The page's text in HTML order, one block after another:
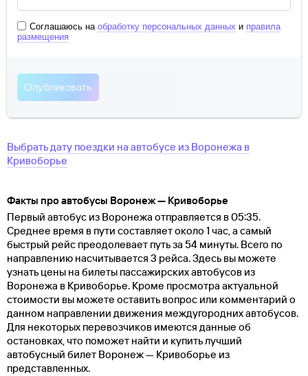
Соглашаюсь на обработку персональных данных и правила
размещения
Выбрать дату поездки на автобусе из Воронежа в
Кривоборье
Факты про автобусы Воронеж — Кривоборье
Первый автобус из Воронежа отправляется в 05:35.
Среднее время в пути составляет около 1 час, а самый
быстрый рейс преодолевает путь за 54 минуты. Всего по
направлению насчитывается 3 рейса. Здесь вы можете
узнать цены на билеты пассажирских автобусов из
Воронежа в Кривоборье. Кроме просмотра актуальной
стоимости вы можете оставить вопрос или комментарий о
данном направлении движения междугородних автобусов.
Для некоторых перевозчиков имеются данные об
остановках, что поможет найти и купить лучший
автобусный билет Воронеж — Кривоборье из
представленных.